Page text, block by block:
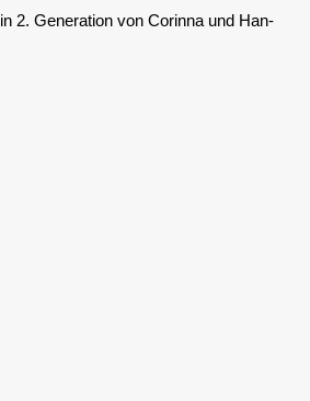
2. Gene­ra­ti­on von Corin­na und Han­